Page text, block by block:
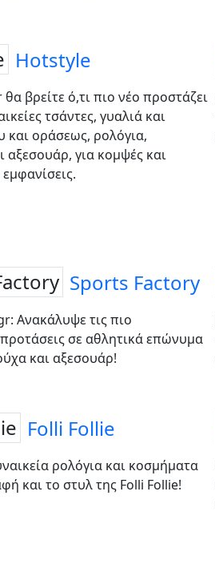
Hotstyle
βρείτε ό,τι πιο νέο προστάζει
τσάντες, γυαλιά και
και οράσεως, ρολόγια,
αξεσουάρ, για κομψές και
Sports Factory
Ανακάλυψε τις πιο
σε αθλητικά επώνυμα
και αξεσουάρ!
Folli Follie
ρολόγια και κοσμήματα
και το στυλ της Folli Follie!